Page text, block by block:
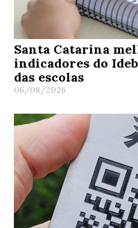
Santa Catarina
indicadores do
das escolas
06/08/2026